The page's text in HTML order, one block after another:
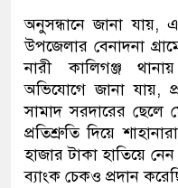
অনুসন্ধানে জানা যায়,
উপজেলার বেনাদনা
নারী কালিগঞ্জ
অভিযোগে জানা
সামাদ সরদারের
প্রতিশ্রুতি দিয়ে
হাজার টাকা হাতিয়ে
ব্যাংক চেকও প্রদান